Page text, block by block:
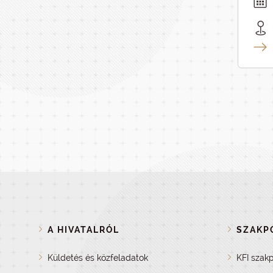
A HIVATALRÓL
Küldetés és közfeladatok
KFI